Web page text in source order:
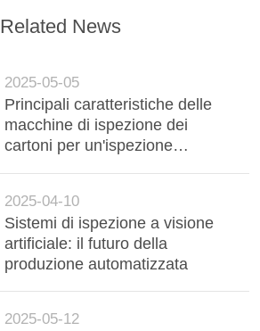
Related News
2025-05-05
Principali caratteristiche delle
macchine di ispezione dei
cartoni per un'ispezione
2025-04-10
Sistemi di ispezione a visione
artificiale: il futuro della
produzione automatizzata
2025-05-12